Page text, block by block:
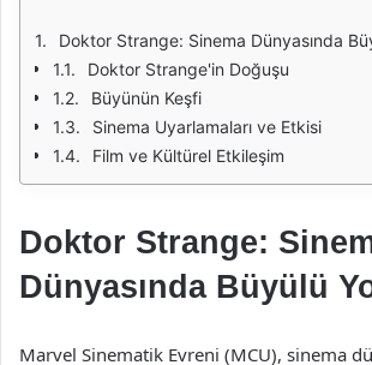
Doktor Strange: Sinema Dünyasında
Doktor Strange'in Doğuşu
Büyünün Keşfi
Sinema Uyarlamaları ve Etkisi
Film ve Kültürel Etkileşim
Doktor Strange:
Dünyasında Büyülü
Marvel Sinematik Evreni (MCU), sinema